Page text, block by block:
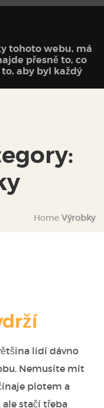
tohoto webu, má
přesně to, co
aby byl každý
Home Výrobky
lidí dávno
Nemusíte mít
plotem a
stačí třeba